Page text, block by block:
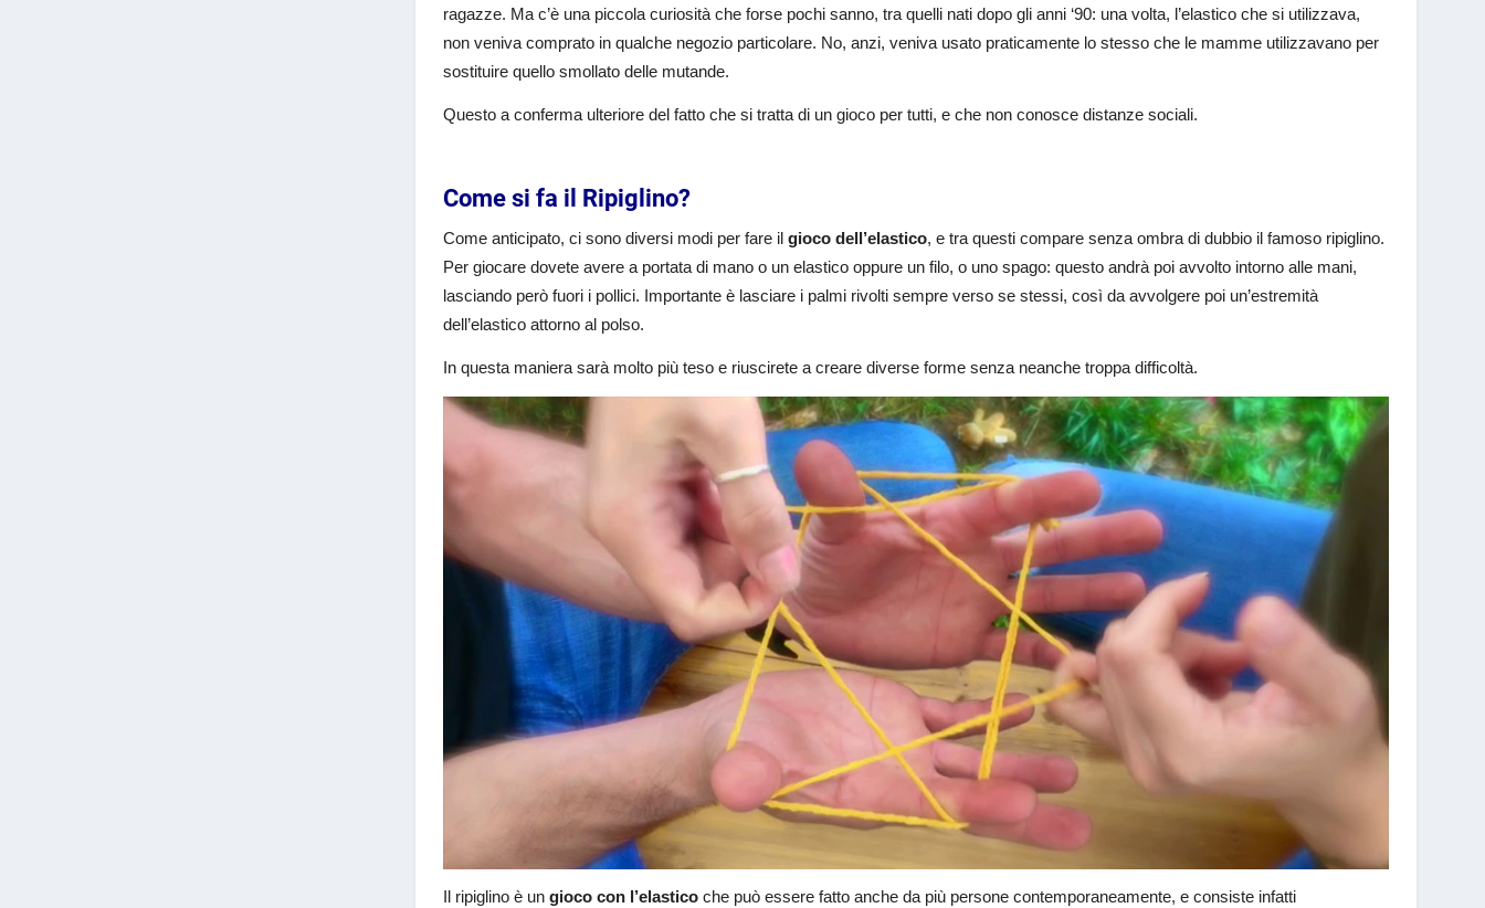
ragazze. Ma c’è una piccola curiosità che forse pochi sanno, tra quelli nati dopo gli anni ‘90: una volta, l’elastico che si utilizzava,
non veniva comprato in qualche negozio particolare. No, anzi, veniva usato praticamente lo stesso che le mamme utilizzavano per
sostituire quello smollato delle mutande.
Questo a conferma ulteriore del fatto che si tratta di un gioco per tutti, e che non conosce distanze sociali.
Come si fa il Ripiglino?
Come anticipato, ci sono diversi modi per fare ilgioco dell’elastico, e tra questi compare senza ombra di dubbio il famoso ripiglino.
Per giocare dovete avere a portata di mano o un elastico oppure un filo, o uno spago: questo andrà poi avvolto intorno alle mani,
lasciando però fuori i pollici. Importante è lasciare i palmi rivolti sempre verso se stessi, così da avvolgere poi un’estremità
dell’elastico attorno al polso.
In questa maniera sarà molto più teso e riuscirete a creare diverse forme senza neanche troppa difficoltà.
Il ripiglino è ungioco con l’elastico che può essere fatto anche da più persone contemporaneamente, e consiste infatti